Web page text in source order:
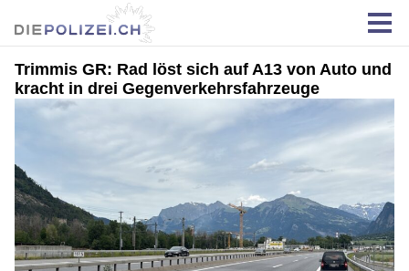
Trimmis GR: Rad löst sich auf A13 von Auto und
kracht in drei Gegenverkehrsfahrzeuge